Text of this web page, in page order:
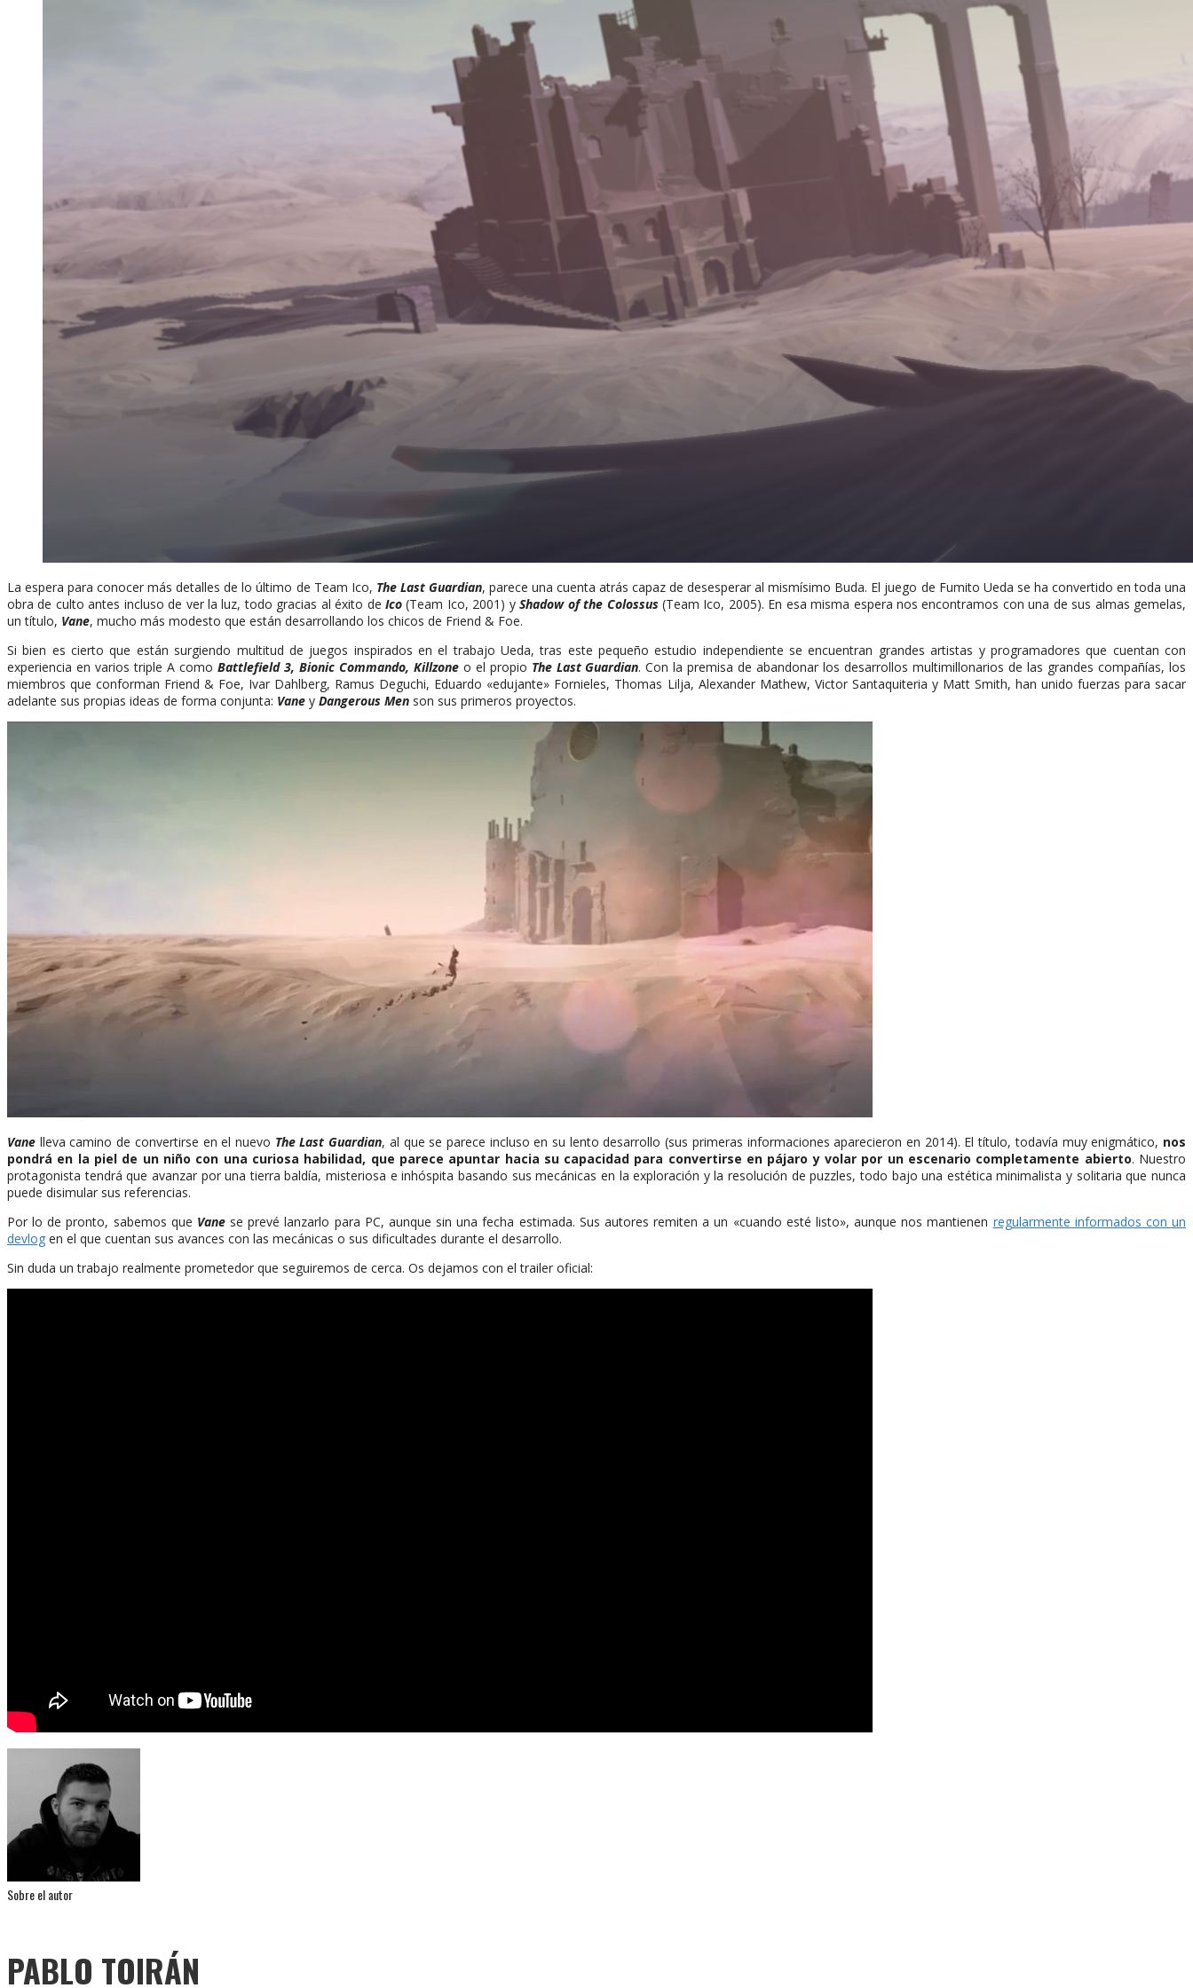
La espera para conocer más detalles de lo último de Team Ico, The Last Guardian, parece una cuenta atrás capaz de desesperar al mismísimo Buda. El juego de Fumito Ueda se ha convertido en toda una
obra de culto antes incluso de ver la luz, todo gracias al éxito deIco (Team Ico, 2001) yShadow of the Colossus (Team Ico, 2005). En esa misma espera nos encontramos con una de sus almas gemelas,
un título, Vane, mucho más modesto que están desarrollando los chicos de Friend & Foe.
Si bien es cierto que están surgiendo multitud de juegos inspirados en el trabajo Ueda, tras este pequeño estudio independiente se encuentran grandes artistas y programadores que cuentan con
experiencia en varios triple A como Battlefield 3, Bionic Commando, Killzone o el propio The Last Guardian. Con la premisa de abandonar los desarrollos multimillonarios de las grandes compañías, los
miembros que conforman Friend & Foe, Ivar Dahlberg, Ramus Deguchi, Eduardo «edujante» Fornieles, Thomas Lilja, Alexander Mathew, Victor Santaquiteria y Matt Smith, han unido fuerzas para sacar
adelante sus propias ideas de forma conjunta: Vane y Dangerous Men son sus primeros proyectos.
Vane lleva camino de convertirse en el nuevo The Last Guardian, al que se parece incluso en su lento desarrollo (sus primeras informaciones aparecieron en 2014). El título, todavía muy enigmático, nos
pondrá en la piel de un niño con una curiosa habilidad, que parece apuntar hacia su capacidad para convertirse en pájaro y volar por un escenario completamente abierto. Nuestro
protagonista tendrá que avanzar por una tierra baldía, misteriosa e inhóspita basando sus mecánicas en la exploración y la resolución de puzzles, todo bajo una estética minimalista y solitaria que nunca
puede disimular sus referencias.
Por lo de pronto, sabemos que Vanese prevé lanzarlo para PC, aunque sin una fecha estimada. Sus autores remiten a un «cuando esté listo», aunque nos mantienen regularmente informados con un
devlog en el que cuentan sus avances con las mecánicas o sus dificultades durante el desarrollo.
Sin duda un trabajo realmente prometedor que seguiremos de cerca. Os dejamos con el trailer oficial:
Sobre el autor
PABLO TOIRÁN